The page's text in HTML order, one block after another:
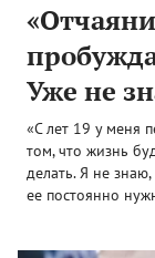
Уже не
«С лет 19 у меня
том, что жизнь
делать. Я не
ее постоянно